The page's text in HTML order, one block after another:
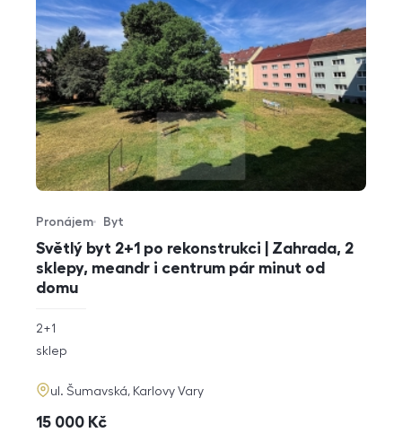
Světlý byt 2+1 po rekonstrukci | Zahrada, 2
sklepy, meandr i centrum pár minut od
domu
Typ nabídky
Pronájem
Typ nemovitosti
Byt
rozměry
dispozice
2+1
funkce
sklep
adresa
ul. Šumavská, Karlovy Vary
cena
15 000 Kč